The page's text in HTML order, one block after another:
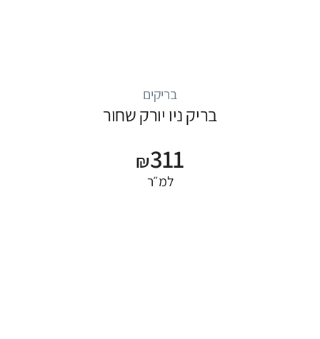
בריקים
בריק ניו יורק שחור
₪311
למ״ר